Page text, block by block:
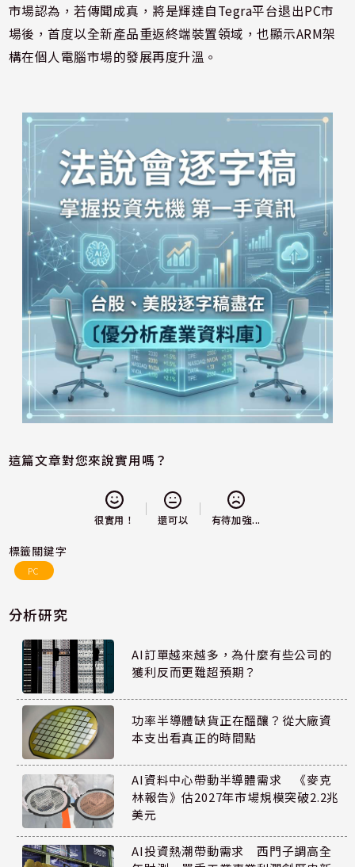
市場認為，若傳聞成真，將是輝達自Tegra平台退出PC市
場後，首度以全新產品重返終端裝置領域，也顯示ARM架
構在個人電腦市場的發展再度升溫。
這篇文章對您來說實用嗎？
很實用！ 還可以 有待加強...
標籤關鍵字
PC
分析研究
AI訂單越來越多，為什麼有些公司的
獲利反而更難超預期？
功率半導體缺貨正在醞釀？從大廠資
本支出看真正的時間點
AI資料中心帶動半導體需求 《麥克
林報告》估2027年市場規模突破2.2兆
美元
AI投資熱潮帶動需求 西門子調高全